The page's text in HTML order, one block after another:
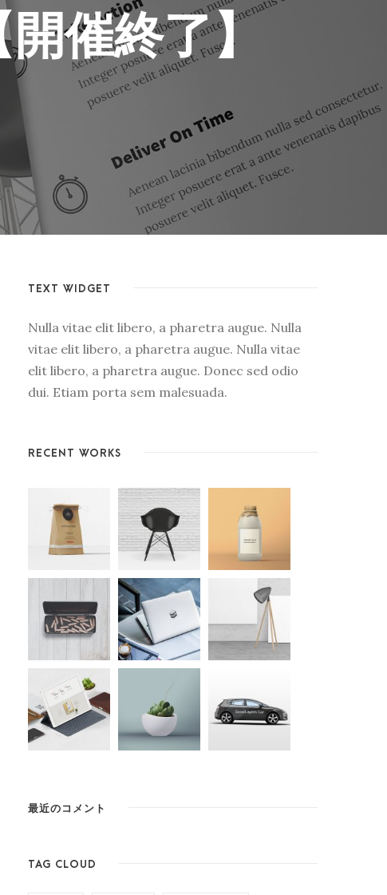
催終了】
TEXT WIDGET
Nulla vitae elit libero, a pharetra augue. Nulla
vitae elit libero, a pharetra augue. Nulla vitae
elit libero, a pharetra augue. Donec sed odio
dui. Etiam porta sem malesuada.
RECENT WORKS
最近のコメント
TAG CLOUD